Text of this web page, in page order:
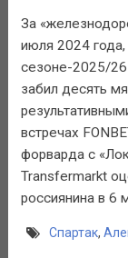
За
июля 2024 года,
сезоне-2025/
забил десять
встречах
форварда с
Transfermarkt
россиянина в 6
Спартак,